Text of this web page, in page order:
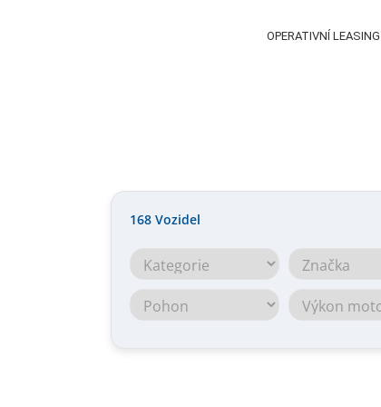
OPERATIVNÍ LEASING
168 Vozidel